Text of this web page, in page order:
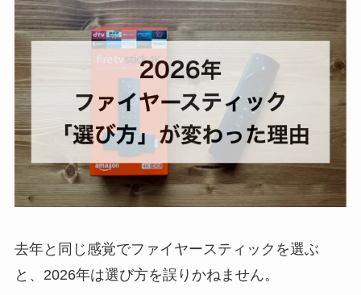
去年と同じ感覚でファイヤースティックを選ぶ
と、2026年は選び方を誤りかねません。